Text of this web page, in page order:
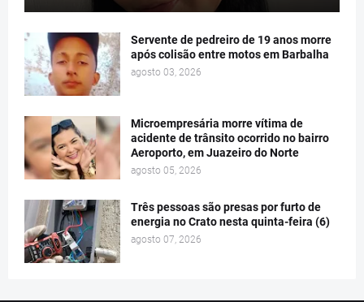
Servente de pedreiro de 19 anos morre
após colisão entre motos em Barbalha
agosto 03, 2026
Microempresária morre vítima de
acidente de trânsito ocorrido no bairro
Aeroporto, em Juazeiro do Norte
agosto 05, 2026
Três pessoas são presas por furto de
energia no Crato nesta quinta-feira (6)
agosto 07, 2026